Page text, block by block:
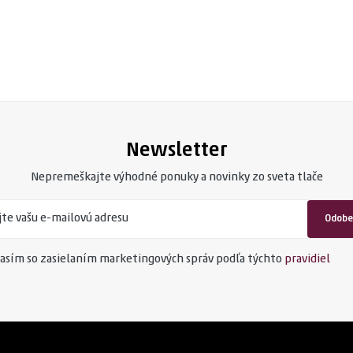
Newsletter
Nepremeškajte výhodné ponuky a novinky zo sveta tlače
so zasielaním marketingových správ podľa týchto pravidiel